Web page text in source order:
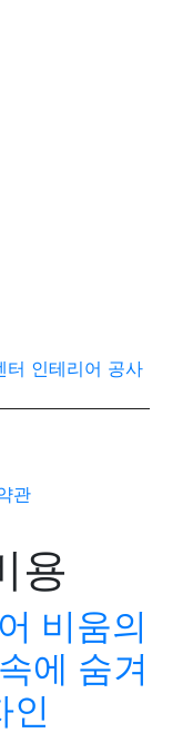
터 인테리어 공사
관
용
비움의
에 숨겨
인